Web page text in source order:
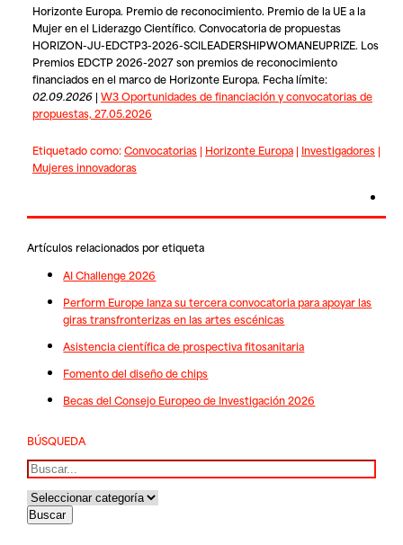
Horizonte Europa. Premio de reconocimiento. Premio de la UE a la
Mujer en el Liderazgo Científico. Convocatoria de propuestas
HORIZON-JU-EDCTP3-2026-SCILEADERSHIPWOMANEUPRIZE. Los
Premios EDCTP 2026-2027 son premios de reconocimiento
financiados en el marco de Horizonte Europa. Fecha límite:
02.09.2026| W3 Oportunidades de financiación y convocatorias de
propuestas, 27.05.2026
Etiquetado como:Convocatorias| Horizonte Europa| Investigadores|
Mujeres innovadoras
Artículos relacionados por etiqueta
AI Challenge 2026
Perform Europe lanza su tercera convocatoria para apoyar las
giras transfronterizas en las artes escénicas
Asistencia científica de prospectiva fitosanitaria
Fomento del diseño de chips
Becas del Consejo Europeo de Investigación 2026
BÚSQUEDA
Buscar